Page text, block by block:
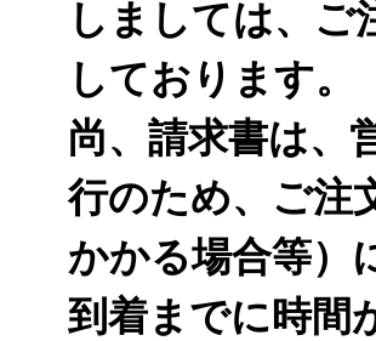
しましては、ご
しております。
尚、請求書は、
行のため、ご注
かかる場合等）
到着までに時間